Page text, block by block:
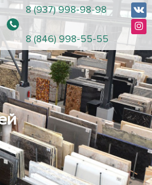
8 (937) 998-98-98
8 (846) 998-55-55